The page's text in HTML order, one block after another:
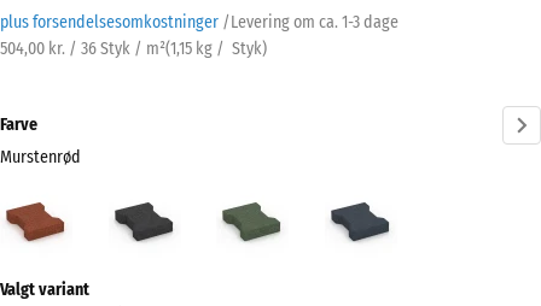
plus forsendelsesomkostninger /Levering om ca. 1-3 dage
504,00 kr. / 36 Styk / m²(1,15 kg / Styk)
Farve
Murstenrød
Murstenrød
(active)
Græsgrøn
information
Valgt variant